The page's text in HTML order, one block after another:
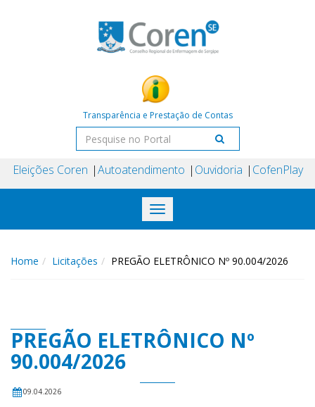
Transparência e Prestação de Contas
Eleições Coren Autoatendimento Ouvidoria CofenPlay
Toggle
navigation
Home Licitações PREGÃO ELETRÔNICO Nº 90.004/2026
PREGÃO ELETRÔNICO Nº
90.004/2026
09.04.2026